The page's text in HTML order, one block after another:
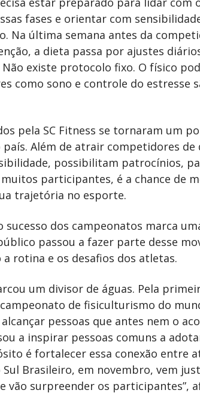
fases e orientar com
Na última semana antes da
a dieta passa por ajustes
existe protocolo fixo. O físico
como sono e controle do estresse
pela SC Fitness se tornaram um
Além de atrair competidores de
possibilitam patrocínios,
participantes, é a chance de
trajetória no esporte.
sucesso dos campeonatos marca
passou a fazer parte desse
rotina e os desafios dos atletas.
um divisor de águas. Pela
de fisiculturismo do
pessoas que antes nem o
a inspirar pessoas comuns a
é fortalecer essa conexão entre
Brasileiro, em novembro, vem
vão surpreender os participantes”,